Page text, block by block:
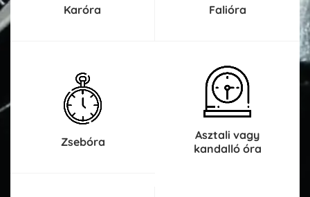
Karóra Falióra
Zsebóra
Asztali vagy
kandalló óra